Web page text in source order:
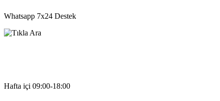
Whatsapp 7x24 Destek
Hafta içi 09:00-18:00